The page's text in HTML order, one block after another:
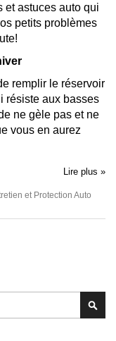
et astuces auto qui
petits problèmes
remplir le réservoir
résiste aux basses
ne gèle pas et ne
vous en aurez
Lire plus »
et Protection Auto